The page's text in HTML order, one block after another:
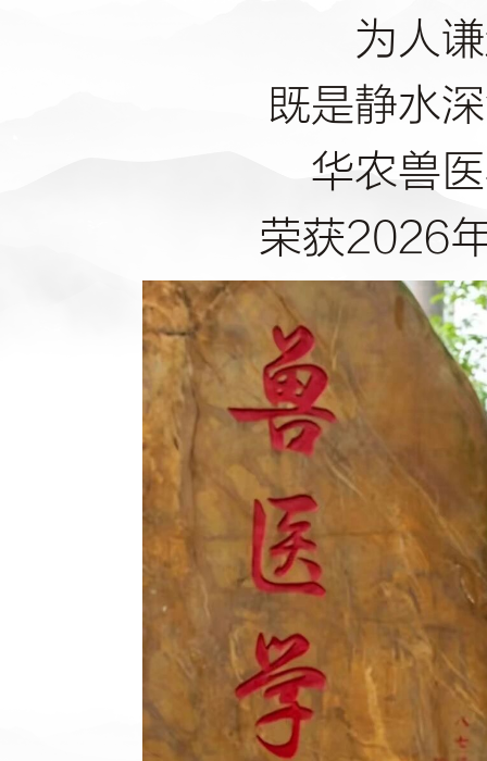
为人
既是静水
华农兽
荣获2026